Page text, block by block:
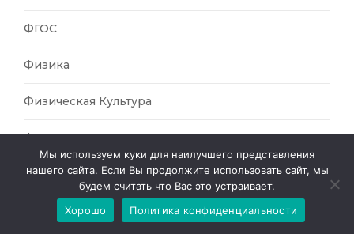
ФГОС
Физика
Физическая Культура
Физическое Развитие
Финансовая Грамотность
Фольклор
Мы используем куки для наилучшего представления
нашего сайта. Если Вы продолжите использовать сайт, мы
будем считать что Вас это устраивает.
Хорошо
Политика конфиденциальности